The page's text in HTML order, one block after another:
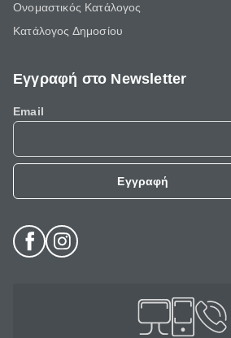
Ονομαστικός Κατάλογος
Κατάλογος Δημοσίου
Εγγραφή στο Newsletter
Email
Εγγραφή